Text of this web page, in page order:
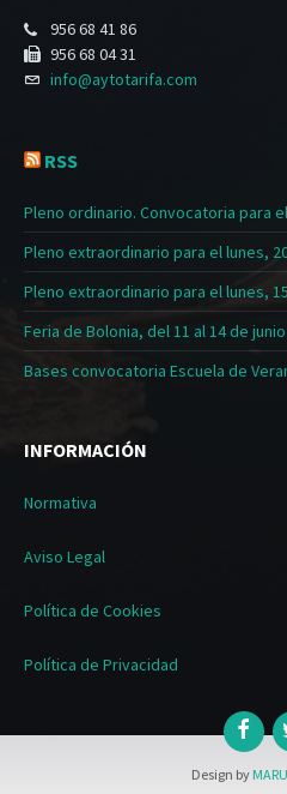
956 68 41 86
956 68 04 31
info@aytotarifa.com
RSS
Pleno ordinario. Convocatoria para
Pleno extraordinario para el lunes,
Pleno extraordinario para el lunes,
Feria de Bolonia, del 11 al 14 de junio
Bases convocatoria Escuela de
INFORMACIÓN
Normativa
Aviso Legal
Política de Cookies
Política de Privacidad
Design by